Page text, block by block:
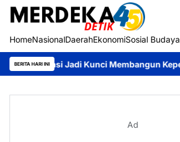
HomeNasionalDaerahEkonomiSosial Budaya
BERITA HARI INI
Kunci Membangun Kepercayaan Publik
Ad